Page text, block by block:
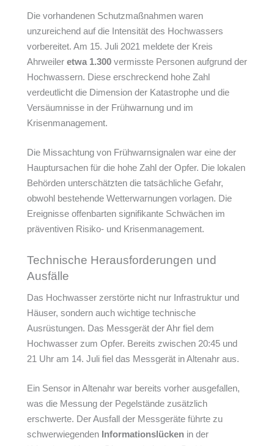
Die vorhandenen Schutzmaßnahmen waren
unzureichend auf die Intensität des Hochwassers
vorbereitet. Am 15. Juli 2021 meldete der Kreis
Ahrweiler etwa 1.300 vermisste Personen aufgrund der
Hochwassern. Diese erschreckend hohe Zahl
verdeutlicht die Dimension der Katastrophe und die
Versäumnisse in der Frühwarnung und im
Krisenmanagement.
Die Missachtung von Frühwarnsignalen war eine der
Hauptursachen für die hohe Zahl der Opfer. Die lokalen
Behörden unterschätzten die tatsächliche Gefahr,
obwohl bestehende Wetterwarnungen vorlagen. Die
Ereignisse offenbarten signifikante Schwächen im
präventiven Risiko- und Krisenmanagement.
Technische Herausforderungen und
Ausfälle
Das Hochwasser zerstörte nicht nur Infrastruktur und
Häuser, sondern auch wichtige technische
Ausrüstungen. Das Messgerät der Ahr fiel dem
Hochwasser zum Opfer. Bereits zwischen 20:45 und
21 Uhr am 14. Juli fiel das Messgerät in Altenahr aus.
Ein Sensor in Altenahr war bereits vorher ausgefallen,
was die Messung der Pegelstände zusätzlich
erschwerte. Der Ausfall der Messgeräte führte zu
schwerwiegenden Informationslücken in der